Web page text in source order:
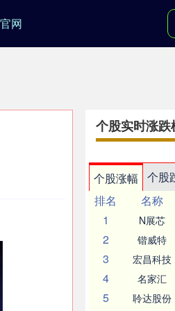
网
个股实时涨跌
个股涨幅 个股
排名
名称
1
N展芯
2 锴威特
3 宏昌科技
4 名家汇
5 聆达股份